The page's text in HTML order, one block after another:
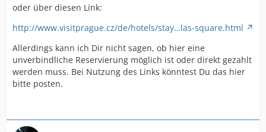
oder über diesen Link:
http://www.visitprague.cz/de/hotels/stay…las-square.html
Allerdings kann ich Dir nicht sagen, ob hier eine
unverbindliche Reservierung möglich ist oder direkt gezahlt
werden muss. Bei Nutzung des Links könntest Du das hier
bitte posten.